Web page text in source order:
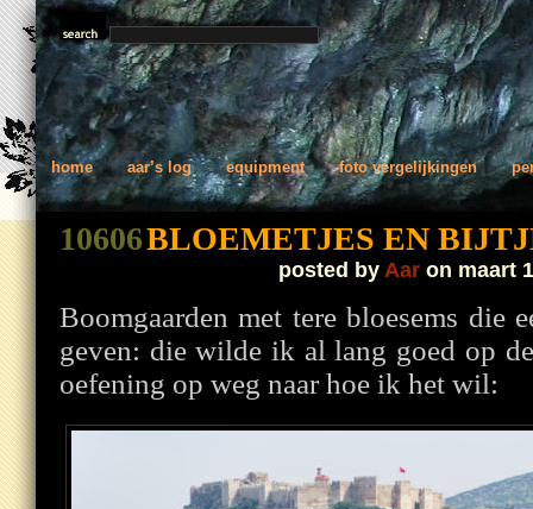
home aar’s log equipment foto vergelijkingen
10606BLOEMETJES EN
posted by Aar on maart
Boomgaarden met tere bloesems die
geven: die wilde ik al lang goed op
oefening op weg naar hoe ik het wil: